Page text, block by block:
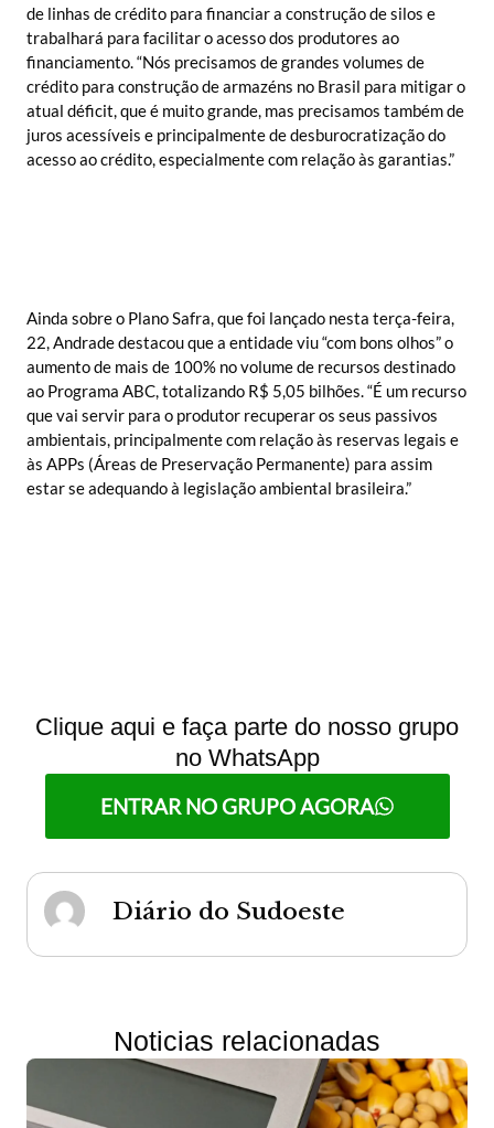
de linhas de crédito para financiar a construção de silos e
trabalhará para facilitar o acesso dos produtores ao
financiamento. “Nós precisamos de grandes volumes de
crédito para construção de armazéns no Brasil para mitigar o
atual déficit, que é muito grande, mas precisamos também de
juros acessíveis e principalmente de desburocratização do
acesso ao crédito, especialmente com relação às garantias.”
Ainda sobre o Plano Safra, que foi lançado nesta terça-feira,
22, Andrade destacou que a entidade viu “com bons olhos” o
aumento de mais de 100% no volume de recursos destinado
ao Programa ABC, totalizando R$ 5,05 bilhões. “É um recurso
que vai servir para o produtor recuperar os seus passivos
ambientais, principalmente com relação às reservas legais e
às APPs (Áreas de Preservação Permanente) para assim
estar se adequando à legislação ambiental brasileira.”
Clique aqui e faça parte do nosso grupo
no WhatsApp
ENTRAR NO GRUPO AGORA
Diário do Sudoeste
Noticias relacionadas